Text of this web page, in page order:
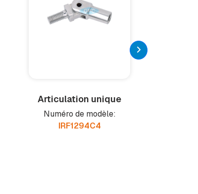
Articulation unique
Numéro de modèle:
IRF1294C4